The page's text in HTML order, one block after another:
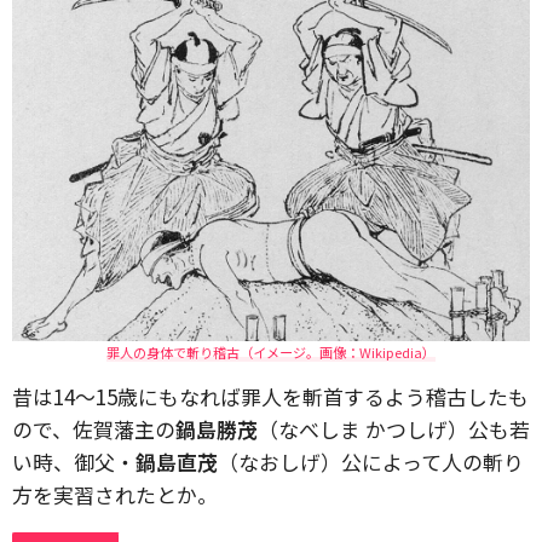
罪人の身体で斬り稽古（イメージ。画像：Wikipedia）
昔は14～15歳にもなれば罪人を斬首するよう稽古したも
ので、佐賀藩主の鍋島勝茂 （なべしま かつしげ）公も若
い時、御父・ 鍋島直茂 （なおしげ）公によって人の斬り
方を実習されたとか。